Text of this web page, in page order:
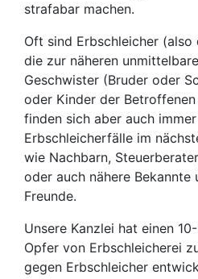
strafabar machen.
Oft sind Erbschleicher (also
die zur näheren
Geschwister (Bruder oder
oder Kinder der
finden sich aber auch
Erbschleicherfälle im
wie Nachbarn,
oder auch nähere Bekannte
Freunde.
Unsere Kanzlei hat einen
Opfer von Erbschleicherei
gegen Erbschleicher